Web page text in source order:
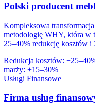
Polski producent
Kompleksowa
metodologię WHY, która w
25–40% redukcję kosztów i
Redukcja kosztów:
marży: +15–30%
Usługi Finansowe
Firma usług